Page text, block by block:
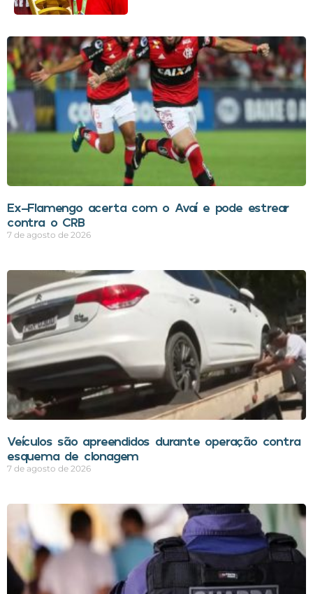
Ex-Flamengo acerta com o Avaí e pode estrear
contra o CRB
7 de agosto de 2026
Veículos são apreendidos durante operação contra
esquema de clonagem
7 de agosto de 2026